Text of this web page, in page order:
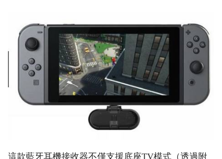
這款藍牙耳機接收器不僅支援底座TV模式（透過附